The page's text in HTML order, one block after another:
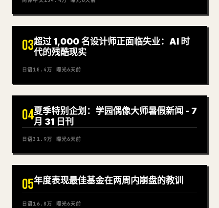
03超过 1,000 名设计师正面临失业：AI 时
代的残酷现实
日语10.4万 曝光6天前
04夏季特别企划：学园偶像大师暑假新闻 - 7
月 31 日刊
日语31.9万 曝光6天前
05年度表现最佳基金在两周内崩盘的教训
日语16.8万 曝光6天前